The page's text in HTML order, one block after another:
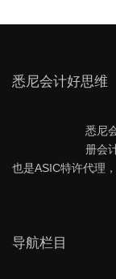
悉尼会计好思维
悉尼
册会
也是ASIC特许代理
导航栏目